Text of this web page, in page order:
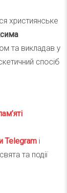
християнське
та викладав у
спосіб
Telegram і
та події